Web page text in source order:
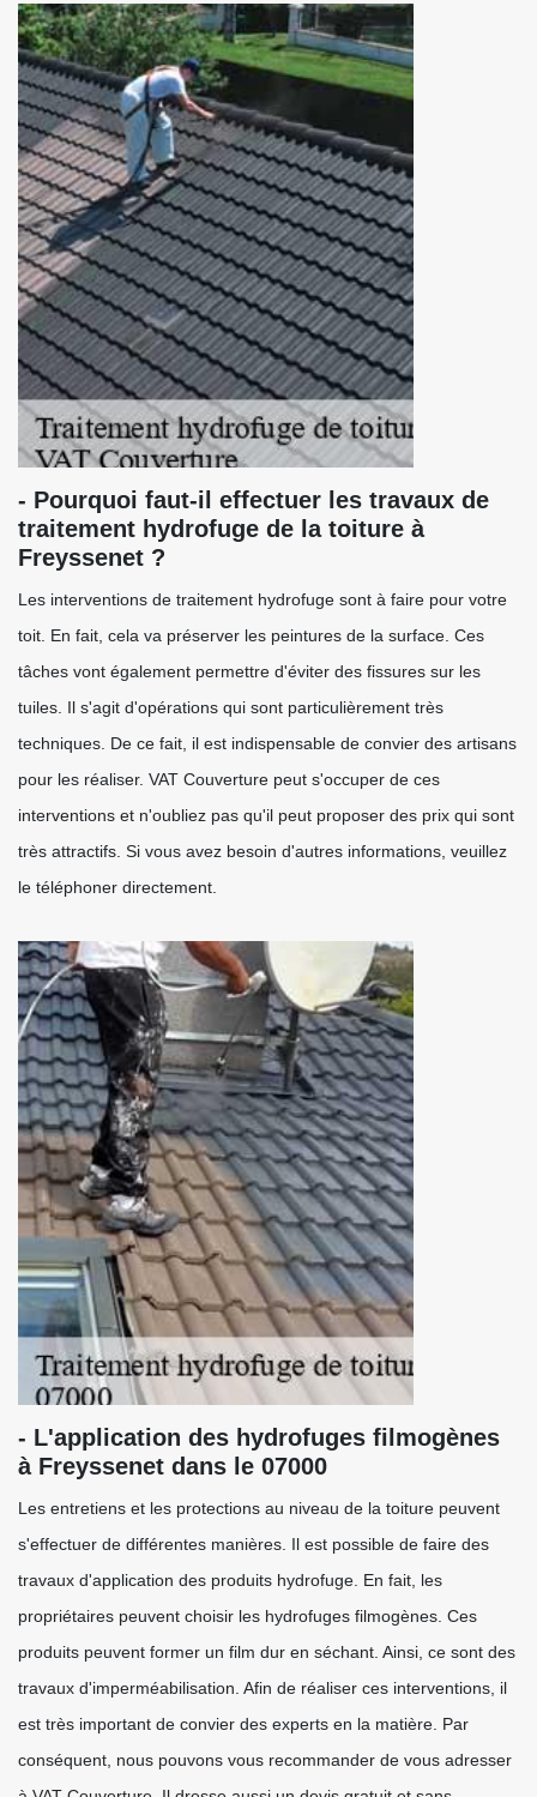
- Pourquoi faut-il effectuer les travaux de
traitement hydrofuge de la toiture à
Freyssenet ?
Les interventions de traitement hydrofuge sont à faire pour votre
toit. En fait, cela va préserver les peintures de la surface. Ces
tâches vont également permettre d'éviter des fissures sur les
tuiles. Il s'agit d'opérations qui sont particulièrement très
techniques. De ce fait, il est indispensable de convier des artisans
pour les réaliser. VAT Couverture peut s'occuper de ces
interventions et n'oubliez pas qu'il peut proposer des prix qui sont
très attractifs. Si vous avez besoin d'autres informations, veuillez
le téléphoner directement.
- L'application des hydrofuges filmogènes
à Freyssenet dans le 07000
Les entretiens et les protections au niveau de la toiture peuvent
s'effectuer de différentes manières. Il est possible de faire des
travaux d'application des produits hydrofuge. En fait, les
propriétaires peuvent choisir les hydrofuges filmogènes. Ces
produits peuvent former un film dur en séchant. Ainsi, ce sont des
travaux d'imperméabilisation. Afin de réaliser ces interventions, il
est très important de convier des experts en la matière. Par
conséquent, nous pouvons vous recommander de vous adresser